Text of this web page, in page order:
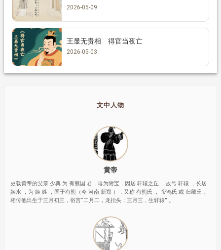
2026-05-09
王显无贵相 得官当夜亡
2026-05-03
文中人物
黄帝
史载黄帝的父亲 少典 为 有熊国 君，母为附宝，因居 轩辕之丘 ，故号 轩辕 ，长居
姬水 ，为 姬 姓 ，国于有熊（今 河南 新郑 ），又称 有熊氏 ， 帝鸿氏 或 归藏氏 。
相传他出生于三月初三，俗言“二月二，龙抬头；三月三，生轩辕” 。